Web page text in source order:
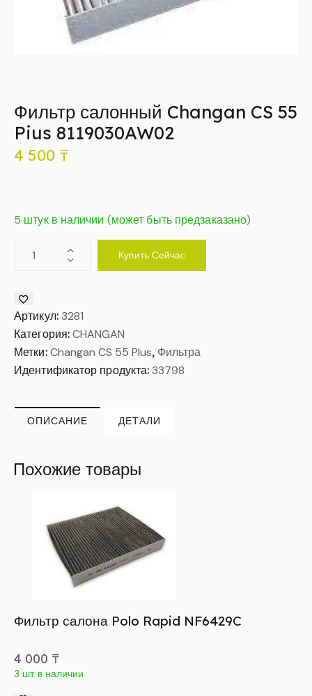
Фильтр салонный Changan CS 55
Pius 8119030AW02
4 500 ₸
5 штук в наличии (может быть предзаказано)
Купить Сейчас
Артикул: 3281
Категория:CHANGAN
Метки: Changan CS 55 Plus, Фильтра
Идентификатор продукта:33798
ОПИСАНИЕ ДЕТАЛИ
Похожие товары
Фильтр салона Polo Rapid NF6429C
4 000 ₸
3 шт в наличии